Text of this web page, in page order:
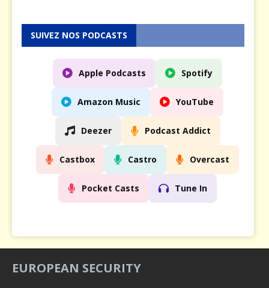
SUIVEZ NOS PODCASTS
Apple Podcasts Spotify
Amazon Music YouTube
Deezer Podcast Addict
Castbox Castro Overcast
Pocket Casts Tune In
EUROPEAN SECURITY